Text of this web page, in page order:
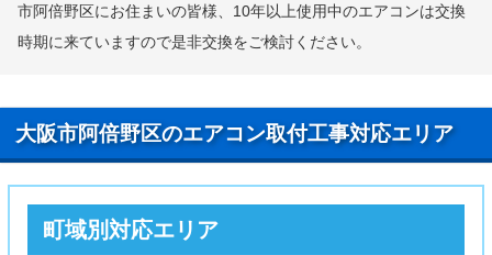
市阿倍野区にお住まいの皆様、10年以上使用中のエアコンは交換
時期に来ていますので是非交換をご検討ください。
大阪市阿倍野区のエアコン取付工事対応エリア
町域別対応エリア